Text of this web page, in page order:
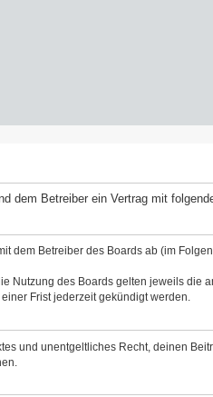
dem Betreiber ein Vertrag mit
dem Betreiber des Boards ab (im
Nutzung des Boards gelten jeweils die
Frist jederzeit gekündigt werden.
und unentgeltliches Recht, deinen